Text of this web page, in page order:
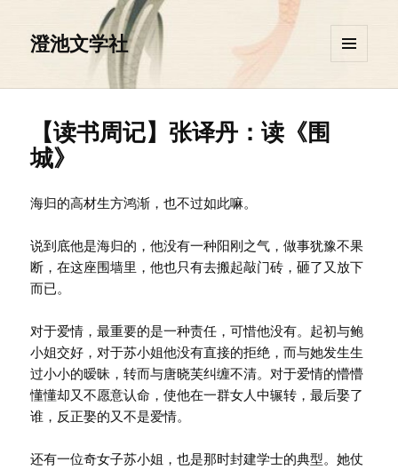
澄池文学社
挂件
【读书周记】张译丹：读《围
城》
海归的高材生方鸿渐，也不过如此嘛。
说到底他是海归的，他没有一种阳刚之气，做事犹豫不果
断，在这座围墙里，他也只有去搬起敲门砖，砸了又放下
而已。
对于爱情，最重要的是一种责任，可惜他没有。起初与鲍
小姐交好，对于苏小姐他没有直接的拒绝，而与她发生生
过小小的暧昧，转而与唐晓芙纠缠不清。对于爱情的懵懵
懂懂却又不愿意认命，使他在一群女人中辗转，最后娶了
谁，反正娶的又不是爱情。
还有一位奇女子苏小姐，也是那时封建学士的典型。她仗